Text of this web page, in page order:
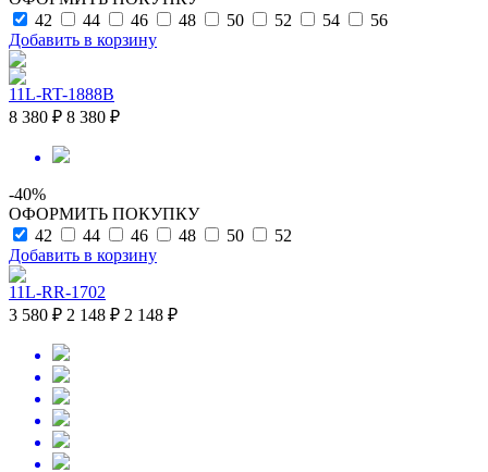
42
44 46 48 50 52 54
56
Добавить в корзину
11L-RT-1888B
8 380 ₽ 8 380 ₽
-40%
ОФОРМИТЬ ПОКУПКУ
42
44 46 48 50
52
Добавить в корзину
11L-RR-1702
3 580 ₽ 2 148 ₽ 2 148 ₽